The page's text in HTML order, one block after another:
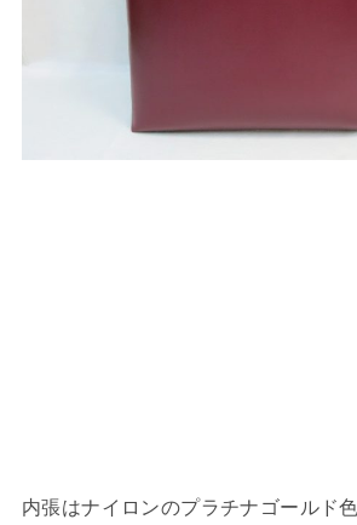
内張はナイロンのプラチナゴールド